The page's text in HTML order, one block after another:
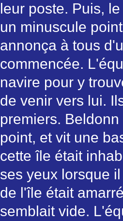
leur poste. Puis,
un minuscule
annonça à tous
commencée.
navire pour y
de venir vers lui.
premiers.
point, et vit une
cette île était
ses yeux lorsque
de l'île était
semblait vide.